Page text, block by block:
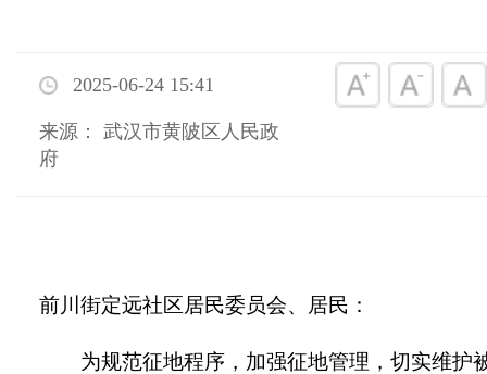
2025-06-24 15:41
来源： 武汉市黄陂区人民政
府
前川街定远社区居民委员会、 居民：
为规范征地程序，加强征地管理，切实维护